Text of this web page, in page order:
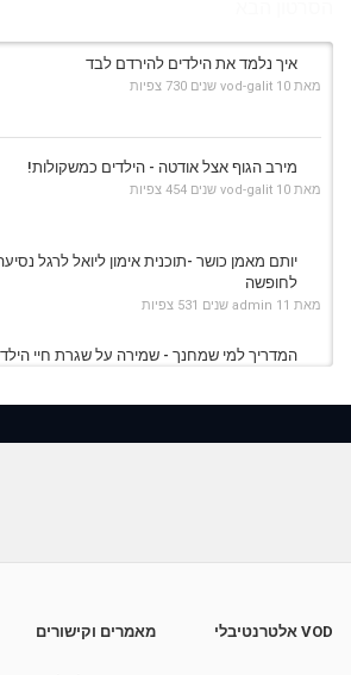
איך נלמד את הילדים להירדם לבד
מאת vod-galit 10 שנים 730 צפיות
מירב הגוף אצל אודטה - הילדים כמשקולות!
מאת vod-galit 10 שנים 454 צפיות
יותם מאמן כושר -תוכנית אימון ליואל לרגל
לחופשה
מאת admin 11 שנים 531 צפיות
המדריך למי שמחנך - שמירה על שגרת חיי
ורד בר - מתנה - התארגנות בוקר בכיף עם
איך להרגיע את הילדים לקראת השינה VOD אלטרנטיבלי מאמרים וקישורים